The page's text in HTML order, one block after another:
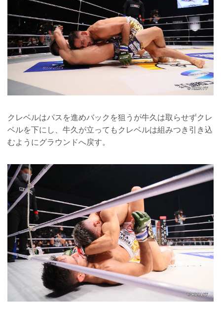
クレベルはパスを進めバックを狙うが牛久は取らせずクレ
ベルを下にし、牛久が立ってもクレベルは組みつき引き込
むようにグラウンドへ戻す。